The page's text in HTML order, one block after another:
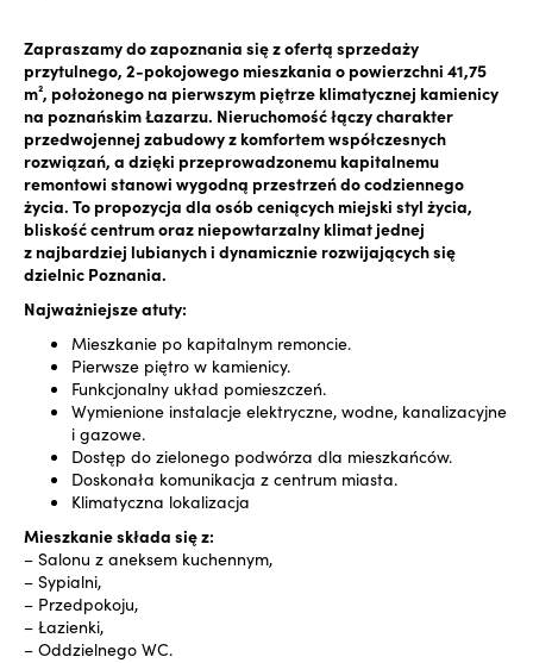
Zapraszamy do zapoznania się z ofertą sprzedaży
przytulnego, 2-pokojowego mieszkania o powierzchni 41,75
m², położonego na pierwszym piętrze klimatycznej kamienicy
na poznańskim Łazarzu. Nieruchomość łączy charakter
przedwojennej zabudowy z komfortem współczesnych
rozwiązań, a dzięki przeprowadzonemu kapitalnemu
remontowi stanowi wygodną przestrzeń do codziennego
życia. To propozycja dla osób ceniących miejski styl życia,
bliskość centrum oraz niepowtarzalny klimat jednej
z najbardziej lubianych i dynamicznie rozwijających się
dzielnic Poznania.
Najważniejsze atuty:
Mieszkanie po kapitalnym remoncie.
Pierwsze piętro w kamienicy.
Funkcjonalny układ pomieszczeń.
Wymienione instalacje elektryczne, wodne, kanalizacyjne
i gazowe.
Dostęp do zielonego podwórza dla mieszkańców.
Doskonała komunikacja z centrum miasta.
Klimatyczna lokalizacja
Mieszkanie składa się z:
– Salonu z aneksem kuchennym,
– Sypialni,
– Przedpokoju,
– Łazienki,
– Oddzielnego WC.